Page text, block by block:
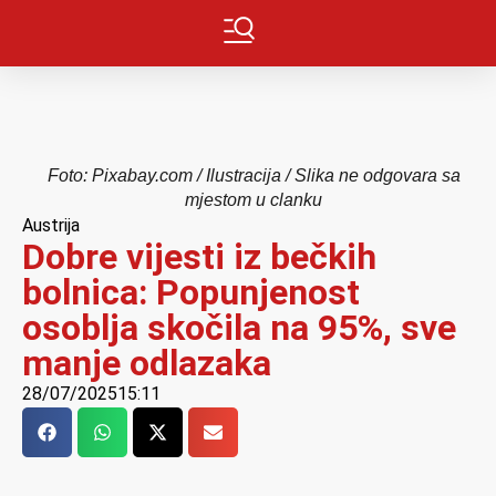
Foto: Pixabay.com / Ilustracija / Slika ne odgovara sa
mjestom u clanku
Austrija
Dobre vijesti iz bečkih
bolnica: Popunjenost
osoblja skočila na 95%, sve
manje odlazaka
28/07/202515:11